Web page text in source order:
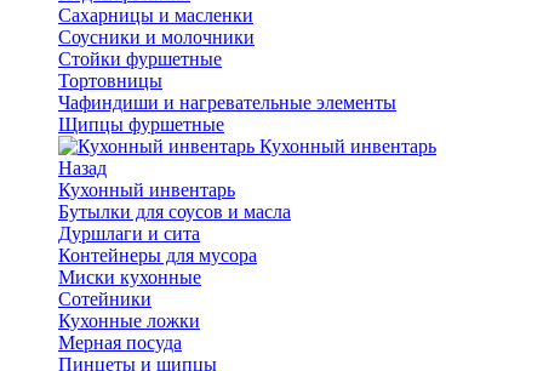
Сахарницы и масленки
Соусники и молочники
Стойки фуршетные
Тортовницы
Чафиндиши и нагревательные элементы
Щипцы фуршетные
Кухонный инвентарь
Назад
Кухонный инвентарь
Бутылки для соусов и масла
Дуршлаги и сита
Контейнеры для мусора
Миски кухонные
Сотейники
Кухонные ложки
Мерная посуда
Пинцеты и щипцы